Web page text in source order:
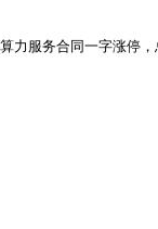
服务合同一字涨停